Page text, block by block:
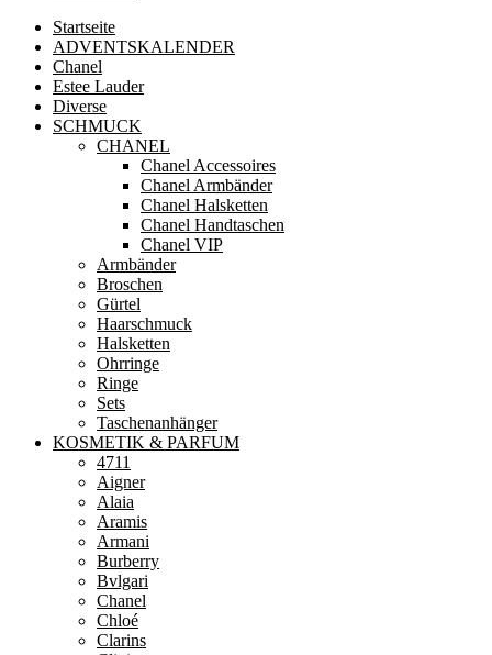
Startseite
ADVENTSKALENDER
Chanel
Estee Lauder
Diverse
SCHMUCK
CHANEL
Chanel Accessoires
Chanel Armbänder
Chanel Halsketten
Chanel Handtaschen
Chanel VIP
Armbänder
Broschen
Gürtel
Haarschmuck
Halsketten
Ohrringe
Ringe
Sets
Taschenanhänger
KOSMETIK & PARFUM
4711
Aigner
Alaia
Aramis
Armani
Burberry
Bvlgari
Chanel
Chloé
Clarins